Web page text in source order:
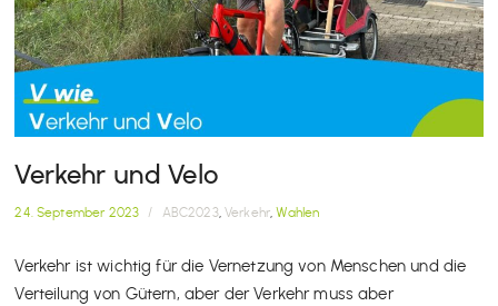
Verkehr und Velo
24. September 2023 / ABC2023, Verkehr ,Wahlen
Verkehr ist wichtig für die Vernetzung von Menschen und die
Verteilung von Gütern, aber der Verkehr muss aber